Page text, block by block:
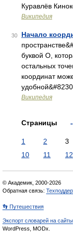
Куравлёв
Википедия
30 Начало
буквой О,
остальных
координат
Википедия
Страницы
1 2 3
10
11 12
© Академик, 2000-2026
Обратная связь:
👣 Путешествия
Экспорт словарей на сайты
WordPress, MODx.